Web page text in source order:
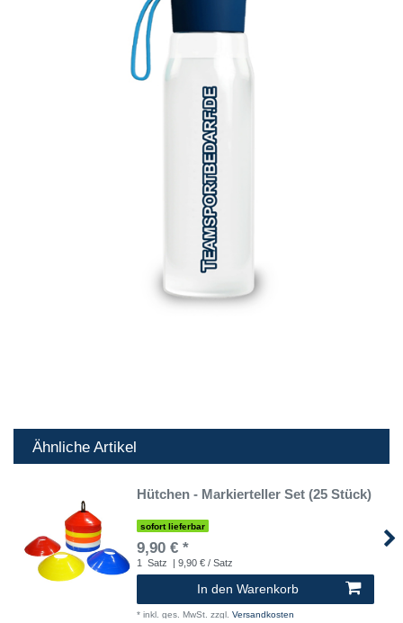
Ähnliche Artikel
Hütchen - Markierteller Set (25 Stück)
sofort lieferbar
9,90 € *
1 Satz | 9,90 € / Satz
In den Warenkorb
* inkl. ges. MwSt. zzgl. Versandkosten